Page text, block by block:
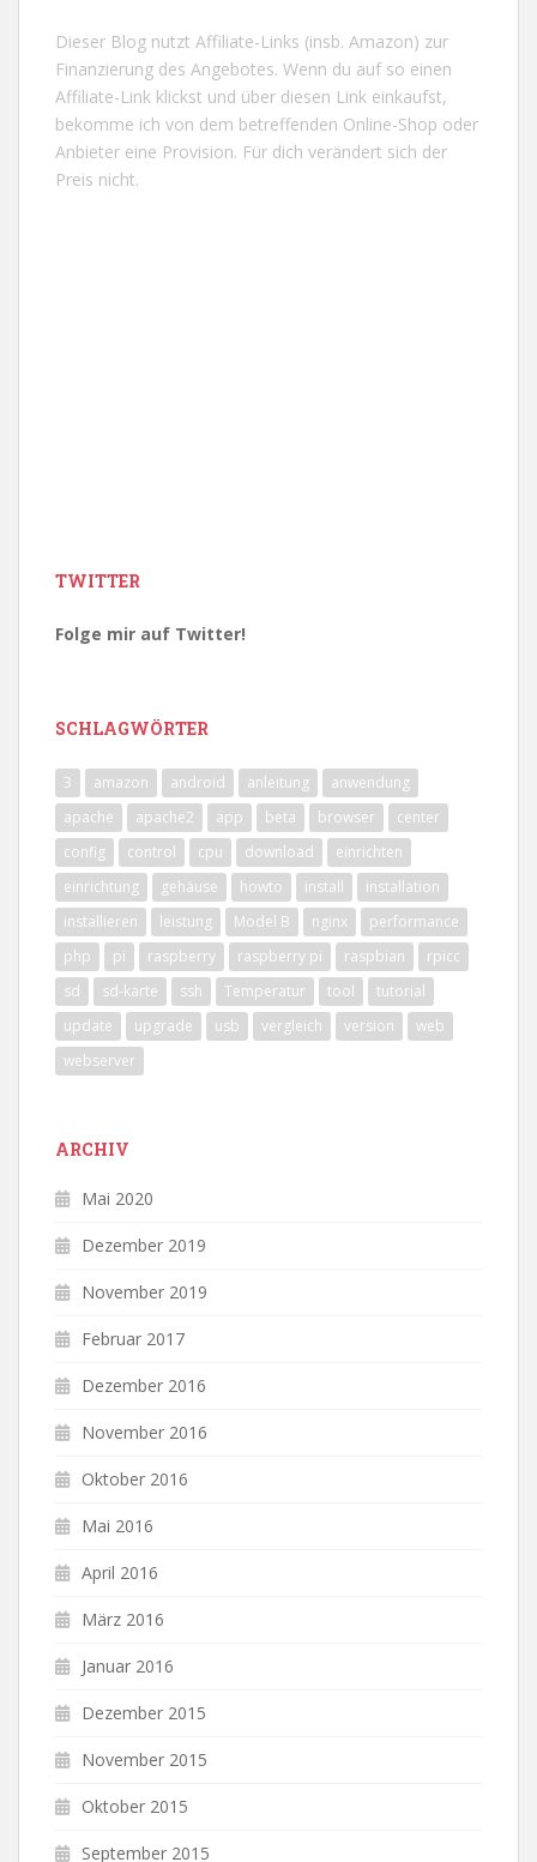
Dieser Blog nutzt Affiliate-Links (insb. Amazon) zur
Finanzierung des Angebotes. Wenn du auf so einen
Affiliate-Link klickst und über diesen Link einkaufst,
bekomme ich von dem betreffenden Online-Shop oder
Anbieter eine Provision. Für dich verändert sich der
Preis nicht.
TWITTER
Folge mir auf Twitter!
SCHLAGWÖRTER
3 amazon android anleitung
anwendung
apache
apache2 app beta browser
center
config
control cpu download
einrichten
einrichtung
gehäuse howto install
installation
installieren
leistung Model B nginx
performance
php
pi raspberry raspberry pi raspbian
rpicc
sd
sd-karte ssh Temperatur tool
tutorial
update
upgrade usb vergleich version
web
webserver
ARCHIV
Mai 2020
Dezember 2019
November 2019
Februar 2017
Dezember 2016
November 2016
Oktober 2016
Mai 2016
April 2016
März 2016
Januar 2016
Dezember 2015
November 2015
Oktober 2015
September 2015